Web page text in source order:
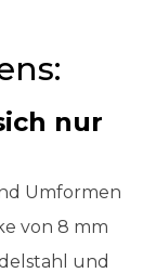
nur
Umformen
von 8 mm
und